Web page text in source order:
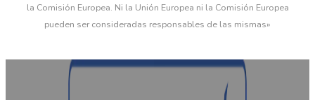
la Comisión Europea. Ni la Unión Europea ni la Comisión Europea
pueden ser consideradas responsables de las mismas»